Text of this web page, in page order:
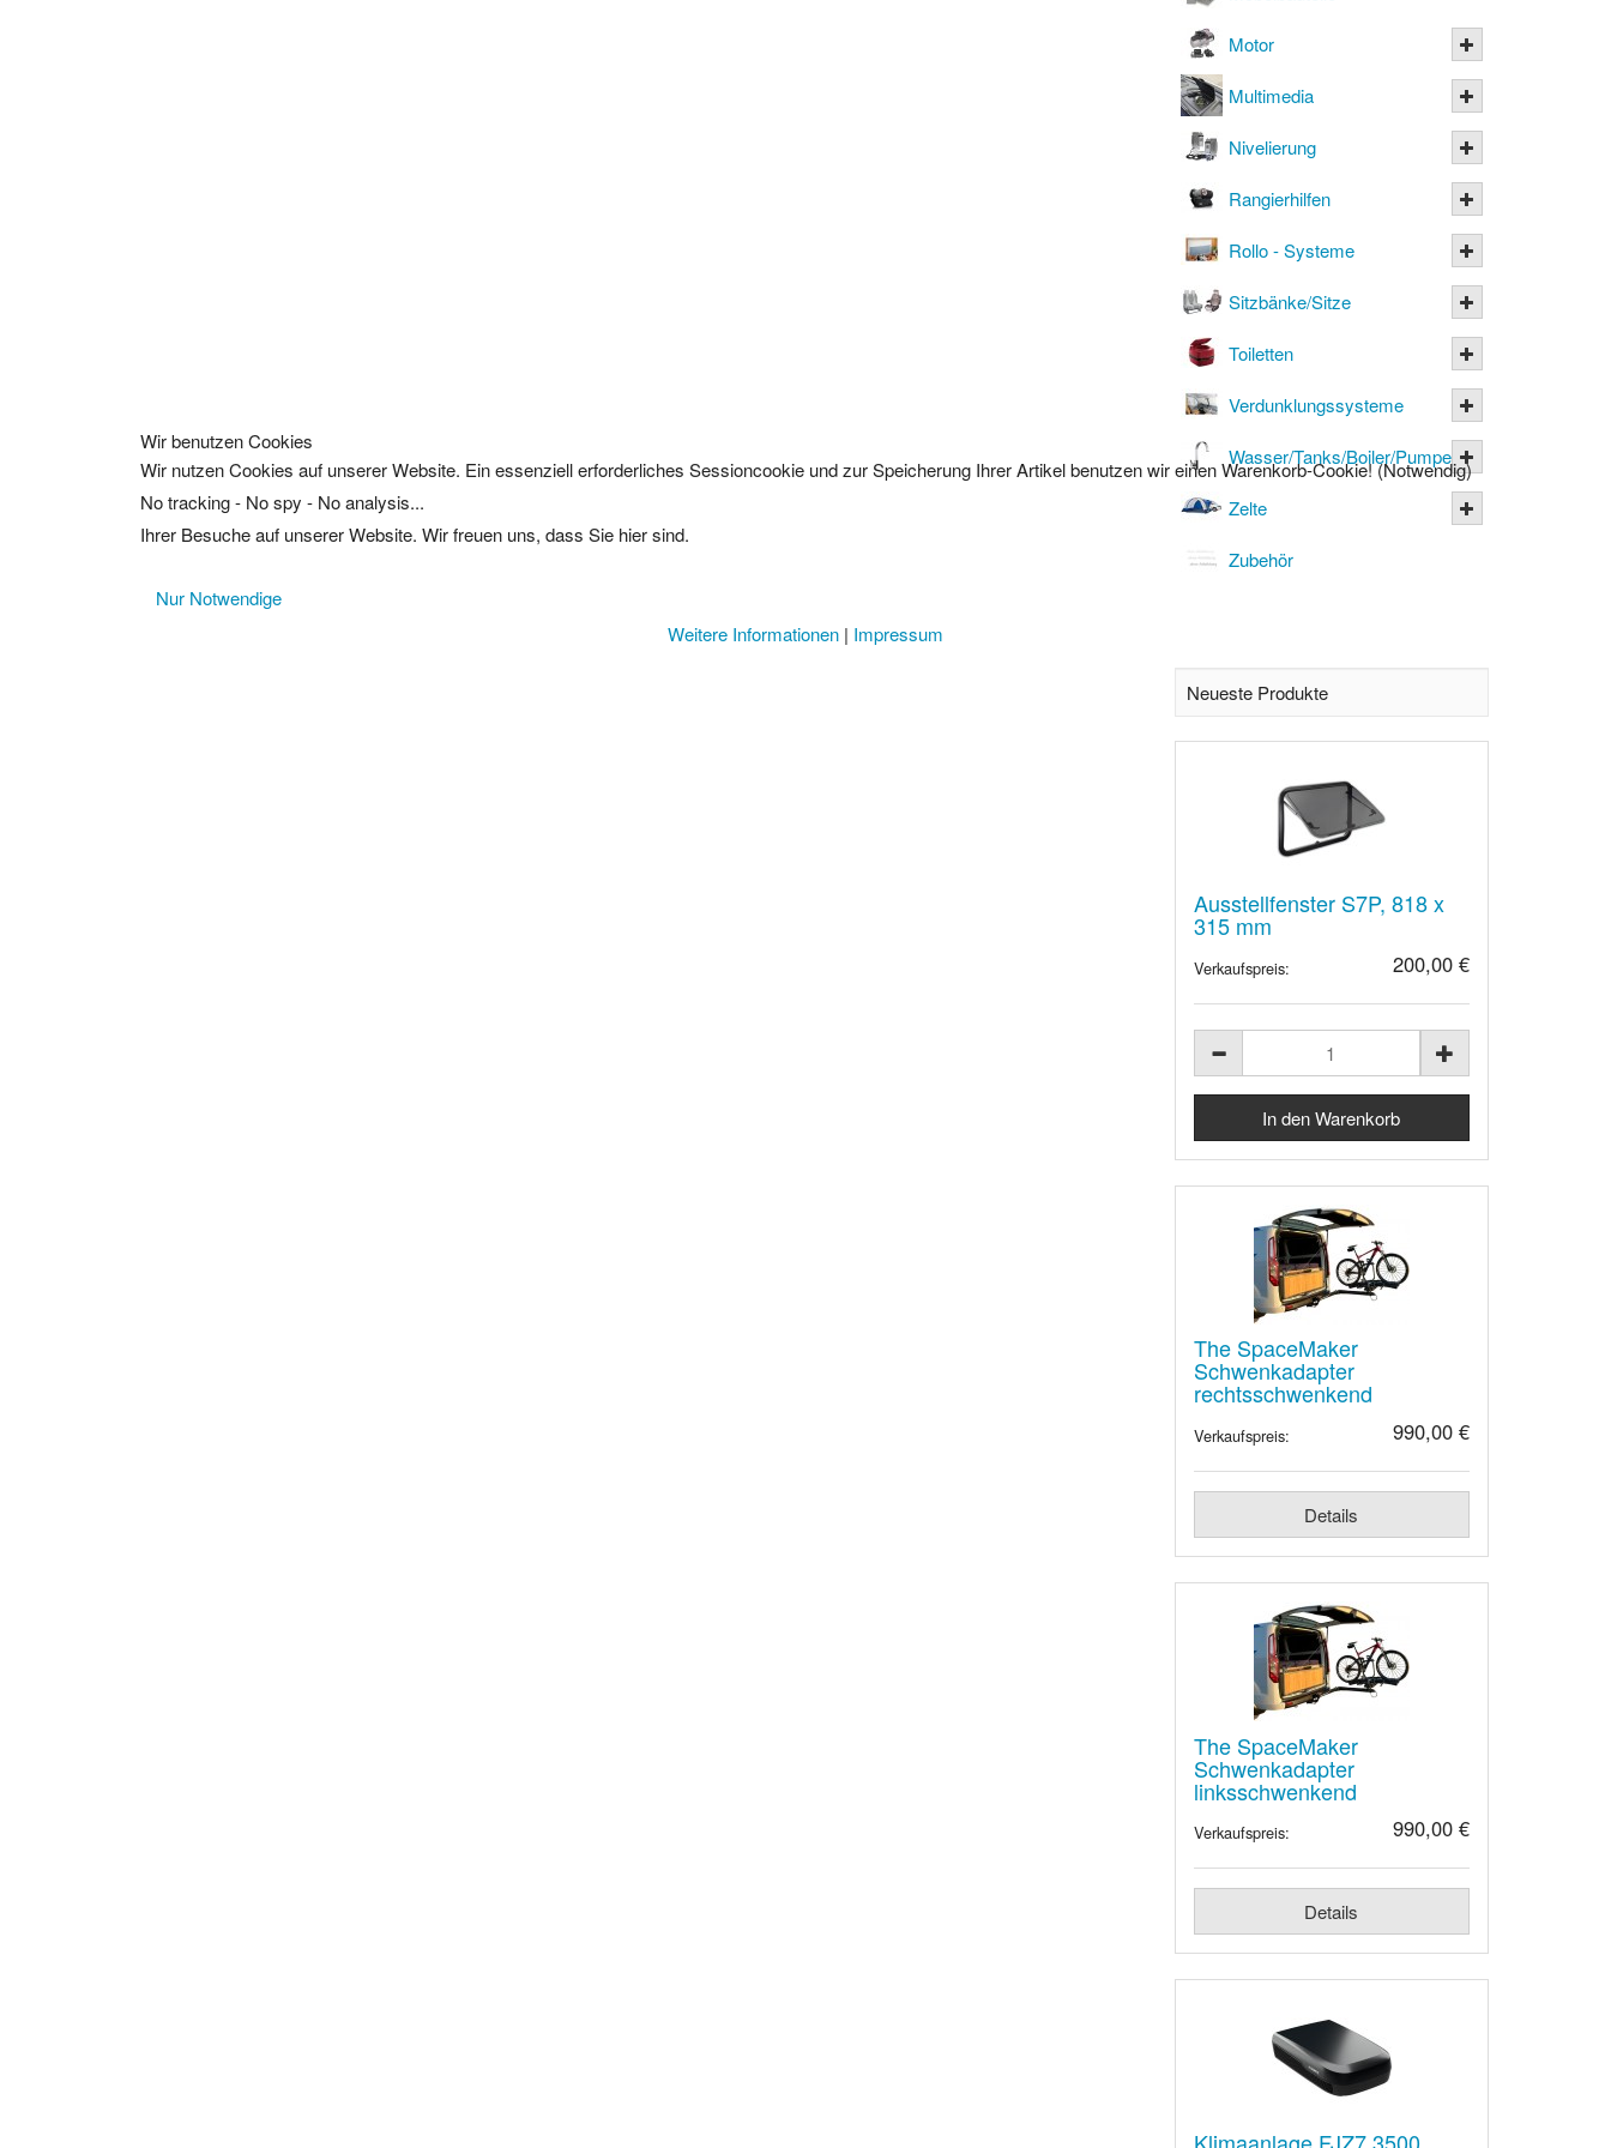
Motor
Multimedia
Nivelierung
Rangierhilfen
Rollo - Systeme
Sitzbänke/Sitze
Toiletten
Verdunklungssysteme
Wasser/Tanks/Boiler/Pumpen
Zelte
Zubehör
Neueste Produkte
Ausstellfenster S7P, 818 x
315 mm
Verkaufspreis: 200,00 €
The SpaceMaker
Schwenkadapter
rechtsschwenkend
Verkaufspreis: 990,00 €
Details
The SpaceMaker
Schwenkadapter
linksschwenkend
Verkaufspreis: 990,00 €
Details
Klimaanlage FJZ7 3500,
Wir benutzen Cookies
Wir nutzen Cookies auf unserer Website. Ein essenziell erforderliches Sessioncookie und zur Speicherung Ihrer Artikel benutzen wir einen Warenkorb-Cookie! (Notwendig)
No tracking - No spy - No analysis...
Ihrer Besuche auf unserer Website. Wir freuen uns, dass Sie hier sind.
Nur Notwendige
Weitere Informationen | Impressum